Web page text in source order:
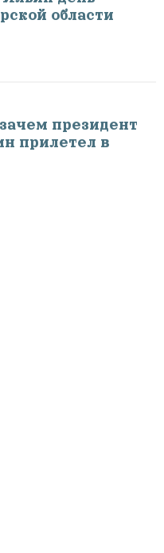
области
президент
прилетел в